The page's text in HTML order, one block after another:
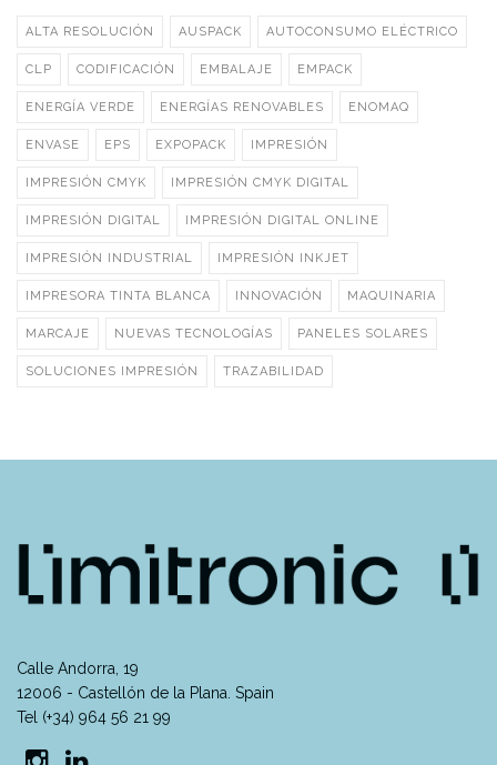
ALTA RESOLUCIÓN AUSPACK AUTOCONSUMO ELÉCTRICO
CLP CODIFICACIÓN EMBALAJE EMPACK
ENERGÍA VERDE ENERGÍAS RENOVABLES ENOMAQ
ENVASE EPS EXPOPACK IMPRESIÓN
IMPRESIÓN CMYK IMPRESIÓN CMYK DIGITAL
IMPRESIÓN DIGITAL IMPRESIÓN DIGITAL ONLINE
IMPRESIÓN INDUSTRIAL IMPRESIÓN INKJET
IMPRESORA TINTA BLANCA INNOVACIÓN MAQUINARIA
MARCAJE NUEVAS TECNOLOGÍAS PANELES SOLARES
SOLUCIONES IMPRESIÓN TRAZABILIDAD
Calle Andorra, 19
12006 - Castellón de la Plana. Spain
Tel (+34) 964 56 21 99